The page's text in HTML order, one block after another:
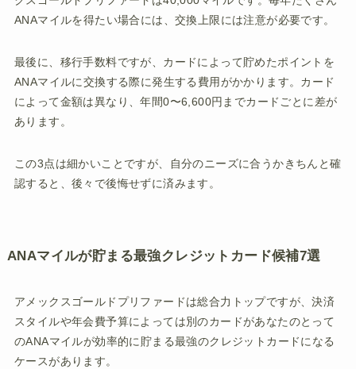
ANAマイルを得たい場合には、交換上限には注意が必要です。
最後に、移行手数料ですが、カードによって貯めたポイントを
ANAマイルに交換する際に発生する費用がかかります。カード
によって金額は異なり、年間0〜6,600円までカードごとに差が
あります。
この3点は細かいことですが、自分のニーズに合うかきちんと確
認すると、後々で後悔せずに済みます。
ANAマイルが貯まる最強クレジットカード候補7選
アメックスゴールドプリファードは総合力トップですが、決済
スタイルや年会費予算によっては別のカードがあなたのとって
のANAマイルが効率的に貯まる最強のクレジットカードになる
ケースがあります。